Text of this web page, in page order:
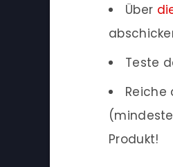
Über
Teste
Reiche
Produkt!